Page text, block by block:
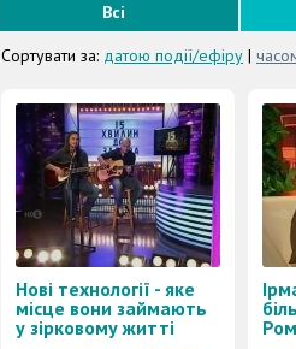
Всі
Сортувати за: датою події/ефіру |
Нові технології - яке
місце вони займають
у зірковому житті